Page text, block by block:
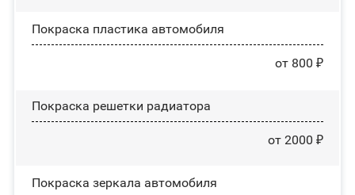
Покраска пластика автомобиля
от 800 ₽
Покраска решетки радиатора
от 2000 ₽
Покраска зеркала автомобиля